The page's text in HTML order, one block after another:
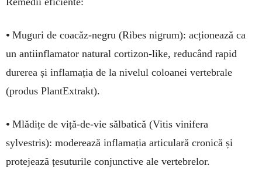
• Muguri de coacăz-negru (Ribes nigrum): acționează ca
un antiinflamator natural cortizon-like, reducând rapid
durerea și inflamația de la nivelul coloanei vertebrale
(produs PlantExtrakt).
• Mlădițe de viță-de-vie sălbatică (Vitis vinifera
sylvestris): moderează inflamația articulară cronică și
protejează țesuturile conjunctive ale vertebrelor.